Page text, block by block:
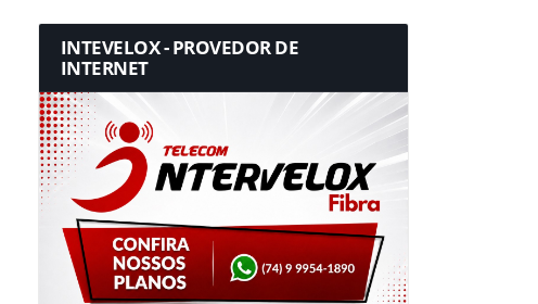
INTEVELOX - PROVEDOR DE
INTERNET